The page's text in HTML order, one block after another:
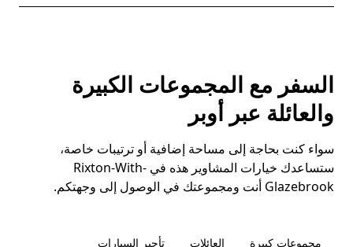
السفر مع المجموعات الكبيرة
والعائلة عبر أوبر
سواء كنت بحاجة إلى مساحة إضافية أو ترتيبات خاصة،
ستساعدك خيارات المشاوير هذه في Rixton-With-
Glazebrook أنت ومجموعتك في الوصول إلى وجهتكم.
مجموعات كبيرة العائلات تأجير السيارات